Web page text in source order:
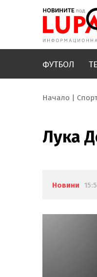
ФУТБОЛ
Начало
Лука
Новини